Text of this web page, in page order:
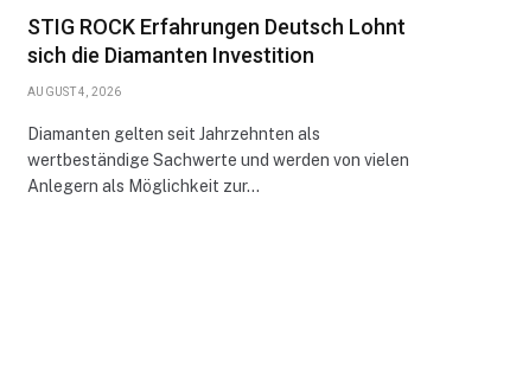
STIG ROCK Erfahrungen Deutsch Lohnt
sich die Diamanten Investition
AUGUST 4, 2026
Diamanten gelten seit Jahrzehnten als
wertbeständige Sachwerte und werden von vielen
Anlegern als Möglichkeit zur…